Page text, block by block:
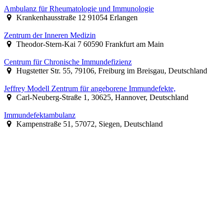
Ambulanz für Rheumatologie und Immunologie
Krankenhausstraße 12 91054 Erlangen
Zentrum der Inneren Medizin
Theodor-Stern-Kai 7 60590 Frankfurt am Main
Centrum für Chronische Immundefizienz
Hugstetter Str. 55, 79106, Freiburg im Breisgau, Deutschland
Jeffrey Modell Zentrum für angeborene Immundefekte,
Carl-Neuberg-Straße 1, 30625, Hannover, Deutschland
Immundefektambulanz
Kampenstraße 51, 57072, Siegen, Deutschland